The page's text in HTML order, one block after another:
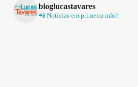
bloglucastavares
📲 Notícias em primeira mão!